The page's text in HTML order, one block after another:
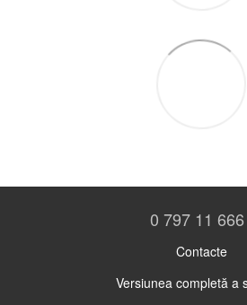
0 797 11 666
Contacte
Versiunea completă a